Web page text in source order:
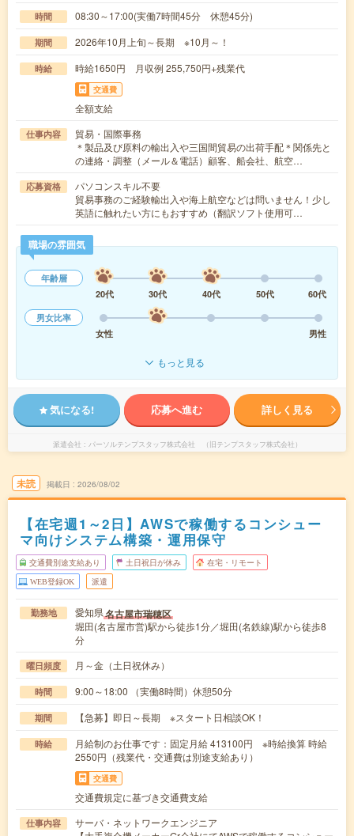
時間 08:30～17:00(実働7時間45分 休憩45分)
期間 2026年10月上旬～長期 ※10月～！
時給 時給1650円 月収例 255,750円+残業代
交通費
全額支給
仕事内容
貿易・国際事務
＊製品及び原料の輸出入や三国間貿易の出荷手配＊関係先と
の連絡・調整（メール＆電話）顧客、船会社、航空…
応募資格
パソコンスキル不要
貿易事務のご経験輸出入や海上航空などは問いません！少し
英語に触れたい方にもおすすめ（翻訳ソフト使用可…
職場の雰囲気
年齢層
20代
30代 40代 50代
60代
男女比率
女性
男性
もっと見る
気になる! 応募へ進む 詳しく見る
派遣会社 パーソルテンプスタッフ株式会社 （旧テンプスタッフ株式会社）
未読 掲載日 2026/08/02
【在宅週1～2日】AWSで稼働するコンシュー
マ向けシステム構築・運用保守
交通費別途支給あり 土日祝日が休み 在宅・リモート
WEB登録OK 派遣
勤務地 愛知県名古屋市瑞穂区
堀田(名古屋市営)駅から徒歩1分／堀田(名鉄線)駅から徒歩8
分
曜日頻度 月～金（土日祝休み）
時間 9:00～18:00 （実働8時間）休憩50分
期間 【急募】即日～長期 ※スタート日相談OK！
時給
月給制のお仕事です：固定月給 413100円 ※時給換算 時給
2550円（残業代・交通費は別途支給あり）
交通費
交通費規定に基づき交通費支給
仕事内容
サーバ・ネットワークエンジニア